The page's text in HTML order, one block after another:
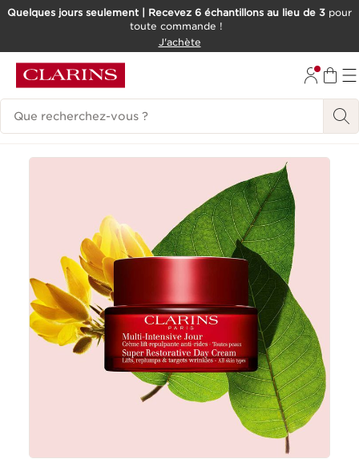
ALLER AU CONTENU
Quelques jours seulement | Recevez 6 échantillons au lieu de 3 pour
toute commande !
J'achète
Historique des recherches